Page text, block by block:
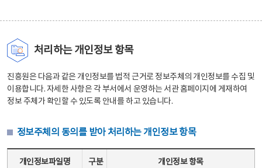
처리하는 개인정보 항목
진흥원은 다음과 같은 개인정보를 법적 근거로 정보주체의 개인정보를 수집 및
이용합니다. 자세한 사항은 각 부서에서 운영하는 서관 홈페이지에 게재하여
정보 주체가 확인할 수 있도록 안내를 하고 있습니다.
정보주체의 동의를 받아 처리하는 개인정보 항목
개인정보파일명 구분 개인정보 항목